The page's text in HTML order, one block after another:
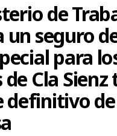
de
un seguro
para
Cla Sienz
definitivo